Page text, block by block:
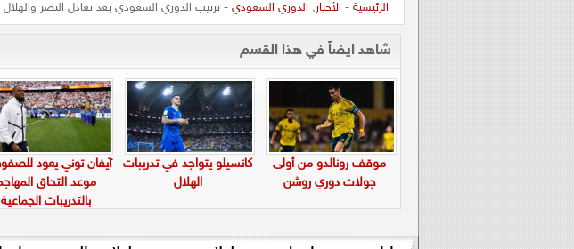
الرئيسية - الأخبار, الدوري السعودي - ترتيب الدوري السعودي بعد تعادل النصر والهلال
شاهد ايضاً في هذا القسم
موقف رونالدو من أولى
جولات دوري روشن
كانسيلو يتواجد في تدريبات
الهلال
آيفان توني يعود
موعد التحاق
بالتدريبات الجماعية